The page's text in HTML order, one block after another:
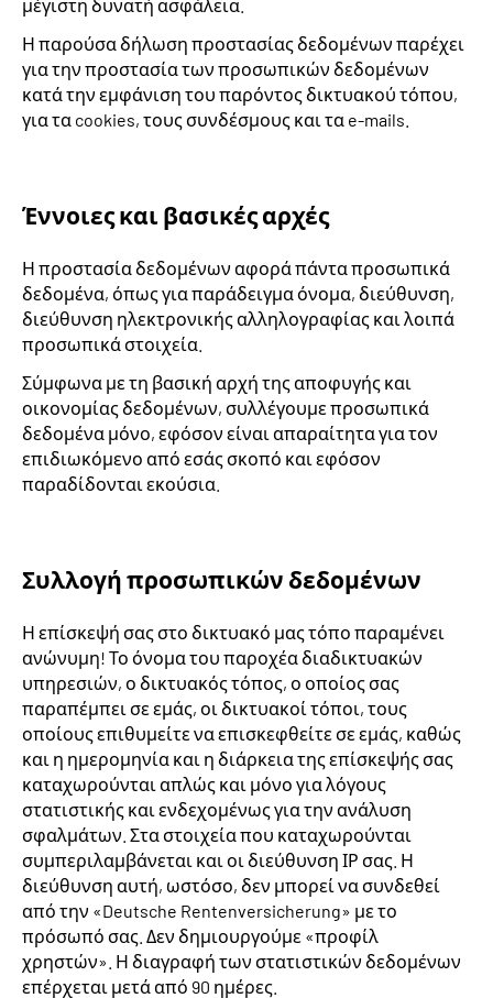
Mein Kundenportal
μέγιστη δυνατή ασφάλεια.
Η παρούσα δήλωση προστασίας δεδομένων παρέχει
για την προστασία των προσωπικών δεδομένων
κατά την εμφάνιση του παρόντος δικτυακού τόπου,
για τα cookies, τους συνδέσμους και τα e-mails.
Έννοιες και βασικές αρχές
Η προστασία δεδομένων αφορά πάντα προσωπικά
δεδομένα, όπως για παράδειγμα όνομα, διεύθυνση,
διεύθυνση ηλεκτρονικής αλληλογραφίας και λοιπά
προσωπικά στοιχεία.
Σύμφωνα με τη βασική αρχή της αποφυγής και
οικονομίας δεδομένων, συλλέγουμε προσωπικά
δεδομένα μόνο, εφόσον είναι απαραίτητα για τον
επιδιωκόμενο από εσάς σκοπό και εφόσον
παραδίδονται εκούσια.
Συλλογή προσωπικών δεδομένων
Η επίσκεψή σας στο δικτυακό μας τόπο παραμένει
ανώνυμη! Το όνομα του παροχέα διαδικτυακών
υπηρεσιών, ο δικτυακός τόπος, ο οποίος σας
παραπέμπει σε εμάς, οι δικτυακοί τόποι, τους
οποίους επιθυμείτε να επισκεφθείτε σε εμάς, καθώς
και η ημερομηνία και η διάρκεια της επίσκεψής σας
καταχωρούνται απλώς και μόνο για λόγους
στατιστικής και ενδεχομένως για την ανάλυση
σφαλμάτων. Στα στοιχεία που καταχωρούνται
συμπεριλαμβάνεται και οι διεύθυνση ΙΡ σας. Η
διεύθυνση αυτή, ωστόσο, δεν μπορεί να συνδεθεί
από την «Deutsche Rentenversicherung» με το
πρόσωπό σας. Δεν δημιουργούμε «προφίλ
χρηστών». Η διαγραφή των στατιστικών δεδομένων
επέρχεται μετά από 90 ημέρες.